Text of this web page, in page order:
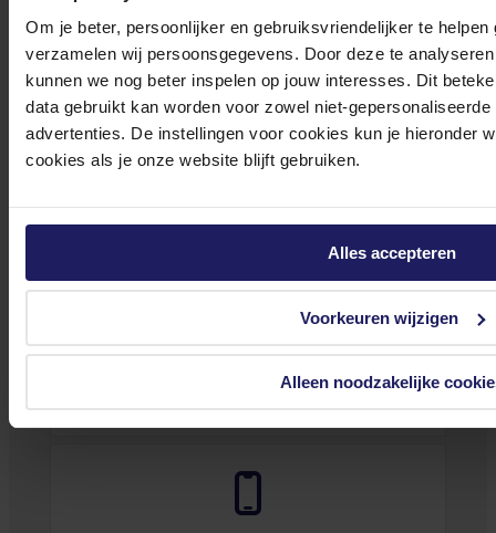
Om je beter, persoonlijker en gebruiksvriendelijker te
verzamelen wij persoonsgegevens. Door deze te
kunnen we nog beter inspelen op jouw interesses. Dit
data gebruikt kan worden voor zowel niet-
advertenties. De instellingen voor cookies kun je hieronder
cookies als je onze website blijft gebruiken.
Alles accepteren
Voorkeuren wijzigen
Alleen noodzakelijke
Stel jouw vragen aan onze klantenservice!
Heb je vragen over onze producten, diensten of service? Onze deskundige
medewerkers staan klaar om jouw vragen te beantwoorden en verwijzen je
Onze klantenservice is via mail bereikbaar van maandag t/m vrijdag van 09.00
Bekijk onze veelgestelde vragen